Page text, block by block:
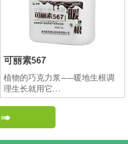
3.混配性好，可与强酸弱碱性农
药肥料混用，尤其可以和磷酸二
氢钾等肥料混用，不会产生拮
4.本品微粒一次粒径小于100纳
米，可以直接通过气孔(20微米)
被吸收，吸收利用率高；
5.本品分子态粒径被吸收后，不
会固化，可以移动，适合叶面喷
施、土壤冲施滴灌；
6.本品在植物体内缓慢分解为钙
离子和二氧化碳，属于缓释钙
可丽素567
植物的巧克力浆——暖地生根调
理生长就用它
1.根据协同吸收机理多元复配配
方，提升地温；
2. 生根，促根，连续使用三次，
